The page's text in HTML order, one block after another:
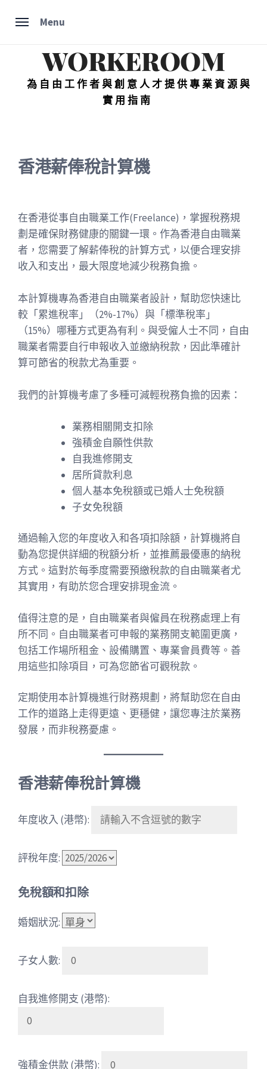
Menu
WORKEROOM
為自由工作者與創意人才提供專業資源與
實用指南
香港薪俸稅計算機
在香港從事自由職業工作(Freelance)，掌握稅務規
劃是確保財務健康的關鍵一環。作為香港自由職業
者，您需要了解薪俸稅的計算方式，以便合理安排
收入和支出，最大限度地減少稅務負擔。
本計算機專為香港自由職業者設計，幫助您快速比
較「累進稅率」（2%-17%）與「標準稅率」
（15%）哪種方式更為有利。與受僱人士不同，自由
職業者需要自行申報收入並繳納稅款，因此準確計
算可節省的稅款尤為重要。
我們的計算機考慮了多種可減輕稅務負擔的因素：
業務相關開支扣除
強積金自願性供款
自我進修開支
居所貸款利息
個人基本免稅額或已婚人士免稅額
子女免稅額
通過輸入您的年度收入和各項扣除額，計算機將自
動為您提供詳細的稅額分析，並推薦最優惠的納稅
方式。這對於每季度需要預繳稅款的自由職業者尤
其實用，有助於您合理安排現金流。
值得注意的是，自由職業者與僱員在稅務處理上有
所不同。自由職業者可申報的業務開支範圍更廣，
包括工作場所租金、設備購置、專業會員費等。善
用這些扣除項目，可為您節省可觀稅款。
定期使用本計算機進行財務規劃，將幫助您在自由
工作的道路上走得更遠、更穩健，讓您專注於業務
發展，而非稅務憂慮。
香港薪俸稅計算機
年度收入 (港幣):
評稅年度:
免稅額和扣除
婚姻狀況:
子女人數:
自我進修開支 (港幣):
強積金供款 (港幣):